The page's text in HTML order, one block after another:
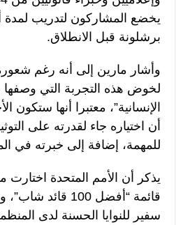
يخضع المشاركون لتدريب لمدة
برشلونة قبل الانطلاق.
وأشار مارين إلى أنه رغم
لخوض هذه التجربة التي وصفها
الإنسانية”، معتبرا أنها ستكون
أن اختياره جاء لقدرته على
للمهمة، إضافة إلى خبرته في
قائمة “أفضل 100
سفير للنوايا الحسنة لدى